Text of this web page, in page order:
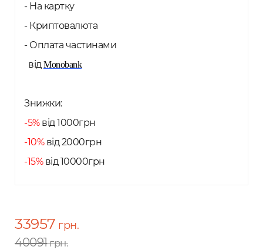
- На картку
- Криптовалюта
- Оплата частинами
відMonobank
Знижки:
-5%від 1000грн
-10%від 2000грн
-15%від 10000грн
33957 грн.
40091грн.